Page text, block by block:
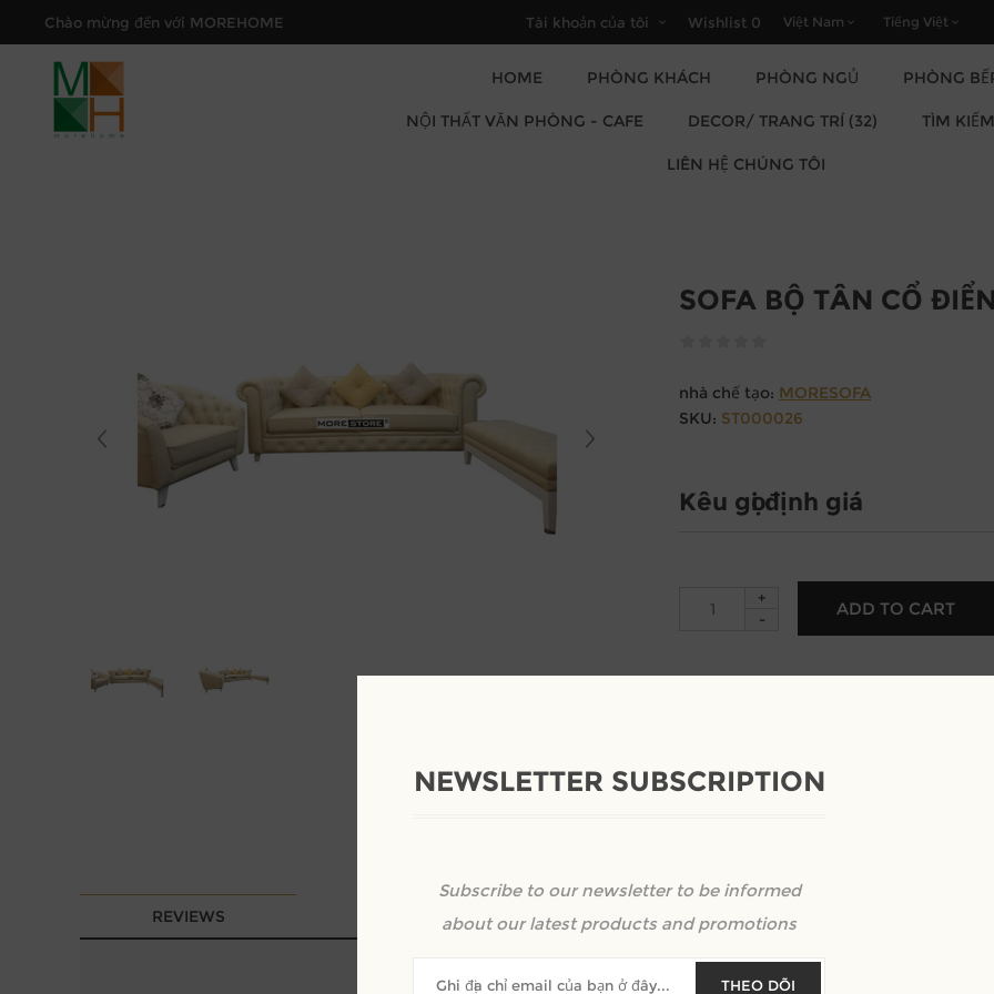
Chào mừng đến với MOREHOME Tài khoản của tôi Wishlist 0
HOME PHÒNG KHÁCH PHÒNG NGỦ PHÒNG
NỘI THẤT VĂN PHÒNG - CAFE DECOR/ TRANG TRÍ (32) TÌM KIẾM
LIÊN HỆ CHÚNG TÔI
SOFA BỘ TÂN CỔ
nhà chế tạo: MORESOFA
SKU: ST000026
Kêu gọi định giá
+
-
REVIEWS
NEWSLETTER SUBSCRIPTION
Subscribe to our newsletter to be informed
about our latest products and promotions
THEO DÕI